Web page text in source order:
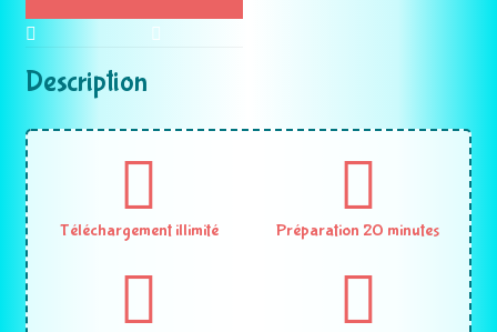
Description
Téléchargement illimité Préparation 20 minutes